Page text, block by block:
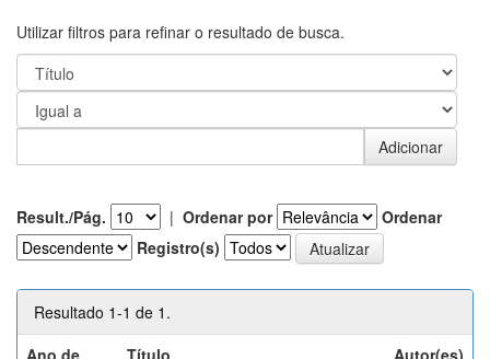
Utilizar filtros para refinar o resultado de busca.
Result./Pág. | Ordenar por
Ordenar
Registro(s)
Resultado 1-1 de 1.
Ano de
Título Autor(es)